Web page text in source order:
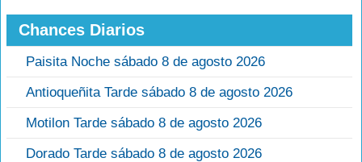
Chances Diarios
Paisita Noche sábado 8 de agosto 2026
Antioqueñita Tarde sábado 8 de agosto 2026
Motilon Tarde sábado 8 de agosto 2026
Dorado Tarde sábado 8 de agosto 2026